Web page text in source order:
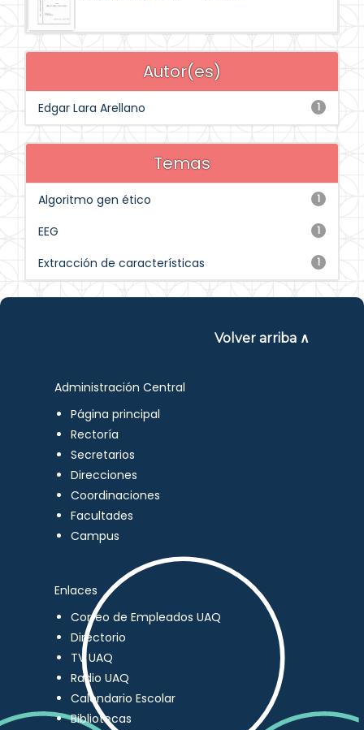
Autor(es)
1
Edgar Lara Arellano
Temas
1
Algoritmo gen ético
1
EEG
1
Extracción de características
Volver arriba ∧
Administración Central
Página principal
Rectoría
Secretarios
Direcciones
Coordinaciones
Facultades
Campus
Enlaces
Correo de Empleados UAQ
Directorio
TV UAQ
Radio UAQ
Calendario Escolar
Bibliotecas